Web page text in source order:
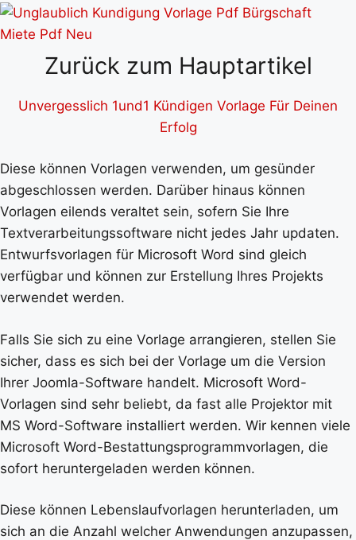
Zurück zum Hauptartikel
Unvergesslich 1und1 Kündigen Vorlage Für Deinen
Erfolg
Diese können Vorlagen verwenden, um gesünder
abgeschlossen werden. Darüber hinaus können
Vorlagen eilends veraltet sein, sofern Sie Ihre
Textverarbeitungssoftware nicht jedes Jahr updaten.
Entwurfsvorlagen für Microsoft Word sind gleich
verfügbar und können zur Erstellung Ihres Projekts
verwendet werden.
Falls Sie sich zu eine Vorlage arrangieren, stellen Sie
sicher, dass es sich bei der Vorlage um die Version
Ihrer Joomla-Software handelt. Microsoft Word-
Vorlagen sind sehr beliebt, da fast alle Projektor mit
MS Word-Software installiert werden. Wir kennen viele
Microsoft Word-Bestattungsprogrammvorlagen, die
sofort heruntergeladen werden können.
Diese können Lebenslaufvorlagen herunterladen, um
sich an die Anzahl welcher Anwendungen anzupassen,